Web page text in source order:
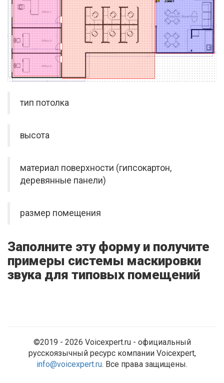
тип потолка
высота
материал поверхности (гипсокартон,
деревянные панели)
размер помещения
Заполните эту форму и получите
примеры системы маскировки
звука для типовых помещений
©2019 - 2026 Voicexpert.ru - официальный
русскоязычный ресурс компании Voicexpert,
info@voicexpert.ru. Все права защищены.